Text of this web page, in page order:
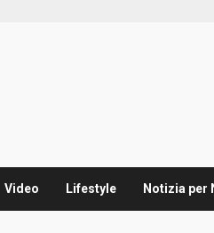
Video Lifestyle Notizia per